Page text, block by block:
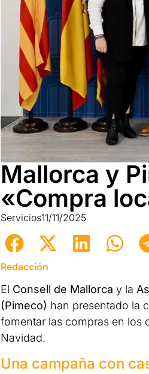
Mallorca y
«Compra
Servicios11/11/2025
Redacción
El Consell de Mallorca y la
(Pimeco) han presentado la
fomentar las compras en los
Navidad.
Una campaña con